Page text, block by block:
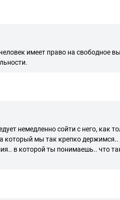
имеет право на свободное
немедленно сойти с него, как
мы так крепко держимся..
в которой ты понимаешь.. что